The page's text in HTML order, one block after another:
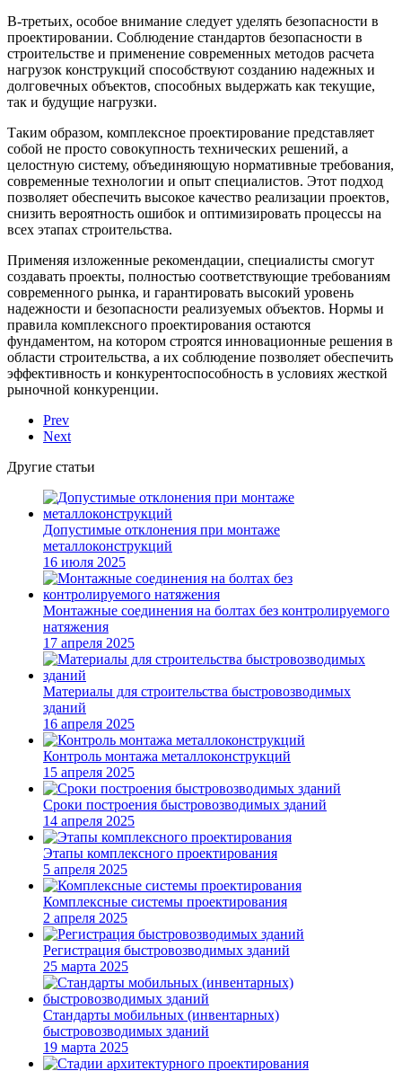
В-третьих, особое внимание следует уделять безопасности в
проектировании. Соблюдение стандартов безопасности в
строительстве и применение современных методов расчета
нагрузок конструкций способствуют созданию надежных и
долговечных объектов, способных выдержать как текущие,
так и будущие нагрузки.
Таким образом, комплексное проектирование представляет
собой не просто совокупность технических решений, а
целостную систему, объединяющую нормативные требования,
современные технологии и опыт специалистов. Этот подход
позволяет обеспечить высокое качество реализации проектов,
снизить вероятность ошибок и оптимизировать процессы на
всех этапах строительства.
Применяя изложенные рекомендации, специалисты смогут
создавать проекты, полностью соответствующие требованиям
современного рынка, и гарантировать высокий уровень
надежности и безопасности реализуемых объектов. Нормы и
правила комплексного проектирования остаются
фундаментом, на котором строятся инновационные решения в
области строительства, а их соблюдение позволяет обеспечить
эффективность и конкурентоспособность в условиях жесткой
рыночной конкуренции.
Prev
Next
Другие статьи
Допустимые отклонения при монтаже
металлоконструкций
16 июля 2025
Монтажные соединения на болтах без контролируемого
натяжения
17 апреля 2025
Материалы для строительства быстровозводимых
зданий
16 апреля 2025
Контроль монтажа металлоконструкций
15 апреля 2025
Сроки построения быстровозводимых зданий
14 апреля 2025
Этапы комплексного проектирования
5 апреля 2025
Комплексные системы проектирования
2 апреля 2025
Регистрация быстровозводимых зданий
25 марта 2025
Стандарты мобильных (инвентарных)
быстровозводимых зданий
19 марта 2025